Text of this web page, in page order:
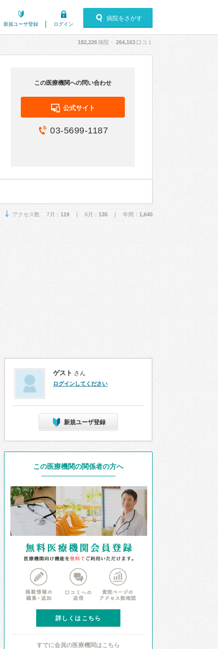
新規ユーザ登録 ログイン
病院をさがす
182,226病院・ 264,163 口コミ
この医療機関への問い合わせ
公式サイト
03-5699-1187
アクセス数 7月： 119 | 6月： 135 | 年間： 1,640
ゲスト さん
ログインしてください
新規ユーザ登録
この医療機関の関係者の方へ
詳しくはこちら
すでに会員の医療機関はこちら